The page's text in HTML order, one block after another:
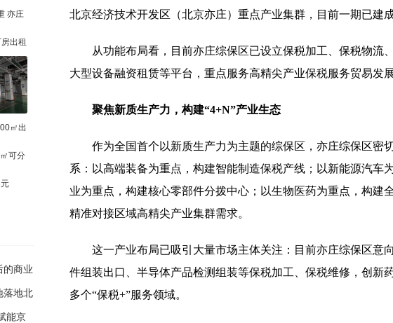
亦庄
出租
㎡出
可分
的商业
落地北
具身
能京
北京经济技术开发区（北京亦庄）重点产业集群，目前一期已建
从功能布局看，目前亦庄综保区已设立保税加工、保税物流
大型设备融资租赁等平台，重点服务高精尖产业保税服务贸易发
聚焦新质生产力，构建“4+N”产业生态
作为全国首个以新质生产力为主题的综保区，亦庄综保区密切
系：以高端装备为重点，构建智能制造保税产线；以新能源汽
业为重点，构建核心零部件分拨中心；以生物医药为重点，构建
精准对接区域高精尖产业集群需求。
这一产业布局已吸引大量市场主体关注：目前亦庄综保区意
件组装出口、半导体产品检测组装等保税加工、保税维修，创
多个“保税+”服务领域。